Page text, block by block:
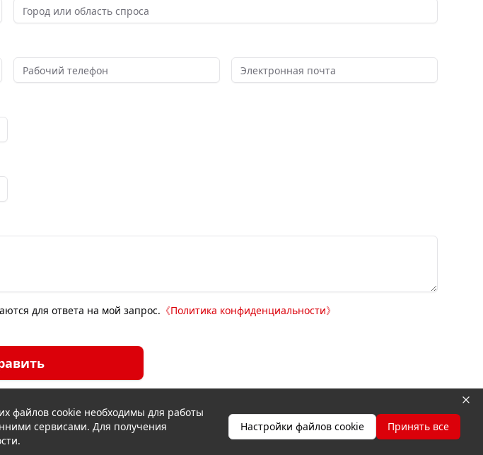
для ответа на мой запрос. 《Политика конфиденциальности》
файлов cookie необходимы для работы
сервисами. Для получения
Настройки файлов cookie Принять все